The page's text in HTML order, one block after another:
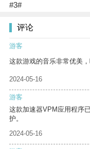
#3#
评论
游客
这款游戏的音乐非常优美，
2024-05-16
游客
这款加速器VPM应用程序
护。
2024-05-16